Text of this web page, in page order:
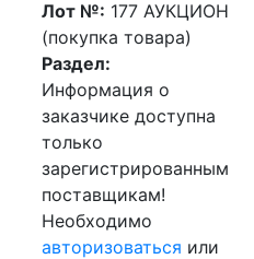
Лот №: 177 АУКЦИОН
(покупка товара)
Раздел:
Информация о
заказчике доступна
только
зарегистрированным
поставщикам!
Необходимо
авторизоваться или